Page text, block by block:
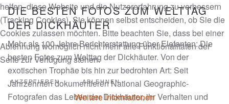
DIE BESTEN FOTOS ZUM WELTTAG
DER DICKHÄUTER
Mehr als 100 Jahre Berichterstattung über Elefanten: Die
besten Fotos zum Welttag der Dickhäuter. Von der
exotischen Trophäe bis hin zur bedrohten Art: Seit
Jahrzehnten dokumentieren National Geographic-
Fotografen das Leben der Dickhäuter, ihr Verhalten und
helfen, diese Website und die Nutzererfahrung zu verbessern
(Tracking Cookies). Sie können selbst entscheiden, ob Sie die
Cookies zulassen möchten. Bitte beachten Sie, dass bei einer
Ablehnung womöglich nicht mehr alle Funktionalitäten der
Seite zur Verfügung stehen.
AKZEPTIEREN ABLEHNEN
Weitere Informationen